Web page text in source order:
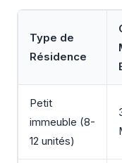
Type de
Résidence
Petit
immeuble (8-
12 unités)